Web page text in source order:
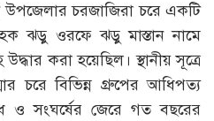
চরজাজিরা চরে একটি
ঝড়ু ওরফে ঝড়ু মাস্তান নামে
করা হয়েছিল। স্থানীয় সূত্রে
চরে বিভিন্ন গ্রুপের আধিপত্য
ও সংঘর্ষের জেরে গত বছরের